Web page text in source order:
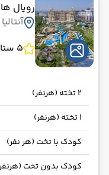
رویال
آنتالیا
5 ستاره
2 تخته (هرنفر)
1 تخته (هرنفر)
کودک با تخت (هر نفر)
کودک بدون تخت